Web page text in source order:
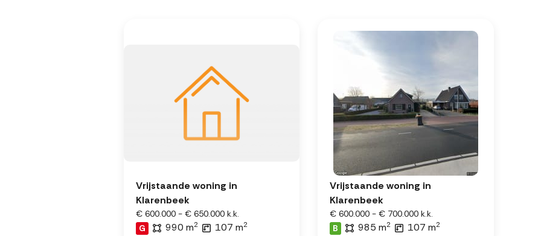
Vrijstaande woning in
Klarenbeek
€ 600.000 - € 650.000 k.k.
G
990 m2 107 m2
Vrijstaande woning in
Klarenbeek
€ 600.000 - € 700.000 k.k.
B
985 m2 107 m2